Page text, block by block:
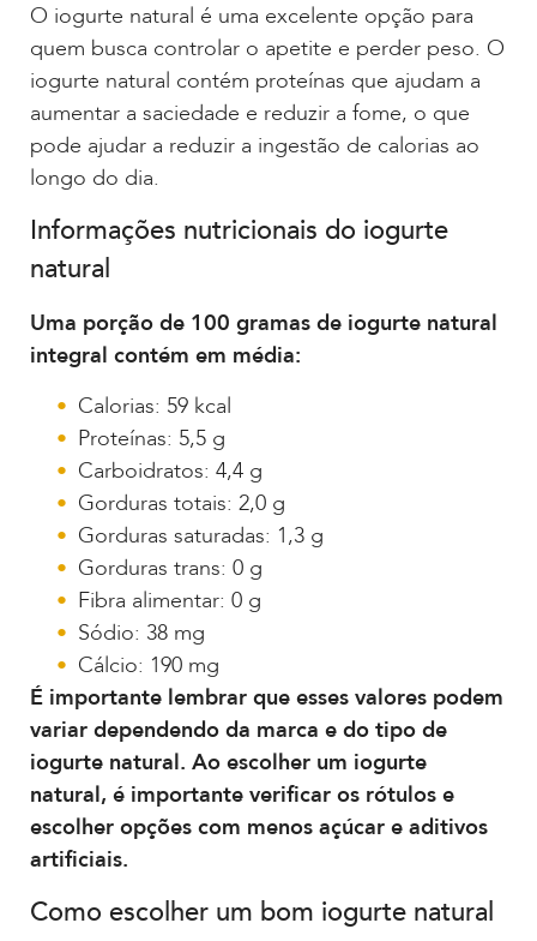
O iogurte natural é uma excelente opção para
quem busca controlar o apetite e perder peso. O
iogurte natural contém proteínas que ajudam a
aumentar a saciedade e reduzir a fome, o que
pode ajudar a reduzir a ingestão de calorias ao
longo do dia.
Informações nutricionais do iogurte
natural
Uma porção de 100 gramas de iogurte natural
integral contém em média:
Calorias: 59 kcal
Proteínas: 5,5 g
Carboidratos: 4,4 g
Gorduras totais: 2,0 g
Gorduras saturadas: 1,3 g
Gorduras trans: 0 g
Fibra alimentar: 0 g
Sódio: 38 mg
Cálcio: 190 mg
É importante lembrar que esses valores podem
variar dependendo da marca e do tipo de
iogurte natural. Ao escolher um iogurte
natural, é importante verificar os rótulos e
escolher opções com menos açúcar e aditivos
artificiais.
Como escolher um bom iogurte natural